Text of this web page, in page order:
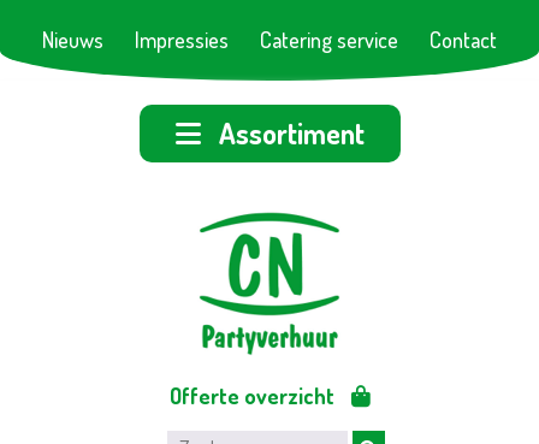
Nieuws Impressies Catering service Contact
Assortiment
Offerte overzicht